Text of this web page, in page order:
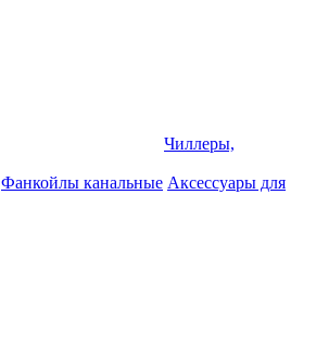
Чиллеры,
Фанкойлы канальные Аксессуары для